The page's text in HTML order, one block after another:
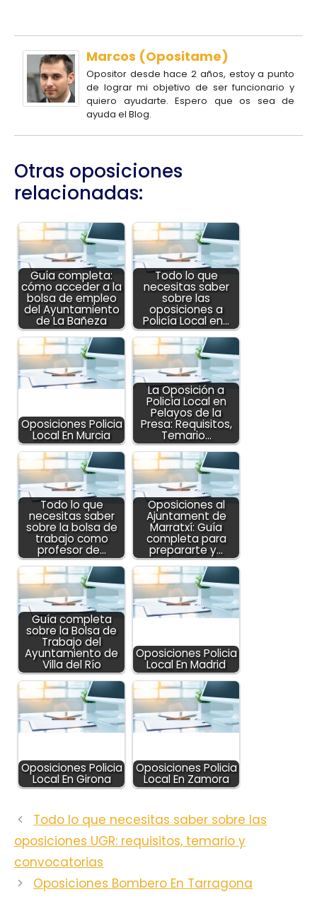
Marcos (Opositame)
Opositor desde hace 2 años, estoy a punto
de lograr mi objetivo de ser funcionario y
quiero ayudarte. Espero que os sea de
ayuda el Blog.
Otras oposiciones
relacionadas:
Guía completa:
cómo acceder a la
bolsa de empleo
del Ayuntamiento
de La Bañeza
Todo lo que
necesitas saber
sobre las
oposiciones a
Policía Local en…
Oposiciones Policia
Local En Murcia
La Oposición a
Policía Local en
Pelayos de la
Presa: Requisitos,
Temario…
Todo lo que
necesitas saber
sobre la bolsa de
trabajo como
profesor de…
Oposiciones al
Ajuntament de
Marratxí: Guía
completa para
prepararte y…
Guía completa
sobre la Bolsa de
Trabajo del
Ayuntamiento de
Villa del Río
Oposiciones Policia
Local En Madrid
Oposiciones Policia
Local En Girona
Oposiciones Policia
Local En Zamora
Todo lo que necesitas saber sobre las
oposiciones UGR: requisitos, temario y
convocatorias
Oposiciones Bombero En Tarragona